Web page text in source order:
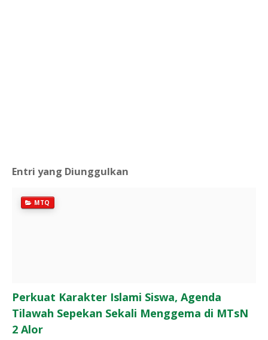
Entri yang Diunggulkan
MTQ
Perkuat Karakter Islami Siswa, Agenda
Tilawah Sepekan Sekali Menggema di MTsN
2 Alor